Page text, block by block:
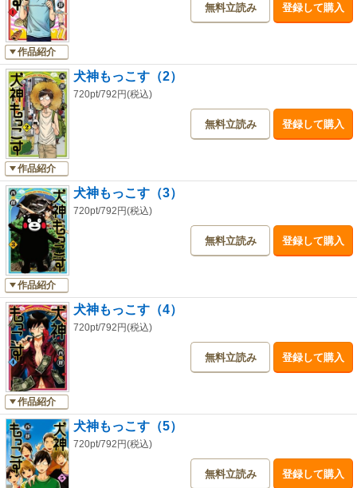
作品紹介
無料立読み 登録して購入
作品紹介
犬神もっこす（2）
720pt/792円(税込)
無料立読み 登録して購入
作品紹介
犬神もっこす（3）
720pt/792円(税込)
無料立読み 登録して購入
作品紹介
犬神もっこす（4）
720pt/792円(税込)
無料立読み 登録して購入
犬神もっこす（5）
720pt/792円(税込)
無料立読み 登録して購入